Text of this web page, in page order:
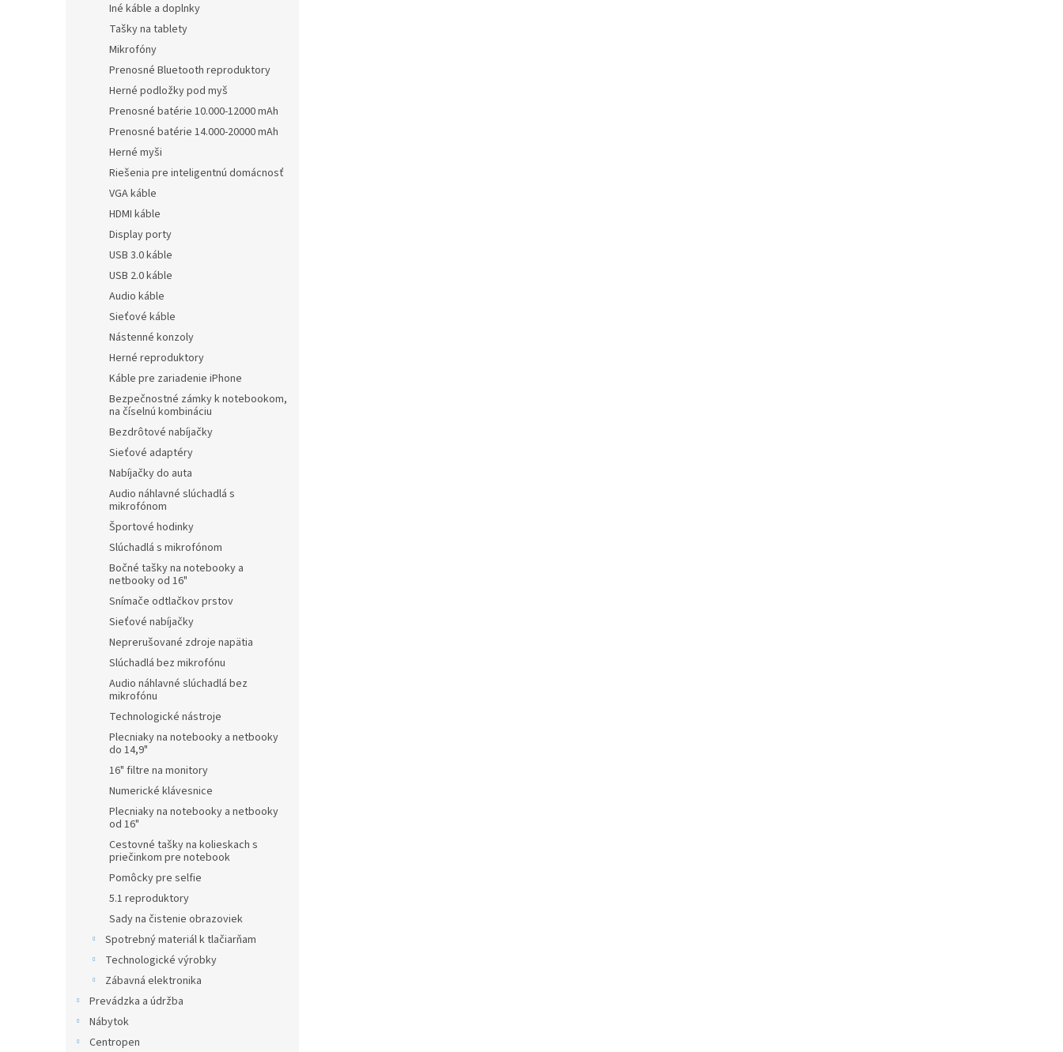
Iné káble a doplnky
Tašky na tablety
Mikrofóny
Prenosné Bluetooth reproduktory
Herné podložky pod myš
Prenosné batérie 10.000-12000 mAh
Prenosné batérie 14.000-20000 mAh
Herné myši
Riešenia pre inteligentnú domácnosť
VGA káble
HDMI káble
Display porty
USB 3.0 káble
USB 2.0 káble
Audio káble
Sieťové káble
Nástenné konzoly
Herné reproduktory
Káble pre zariadenie iPhone
Bezpečnostné zámky k notebookom,
na číselnú kombináciu
Bezdrôtové nabíjačky
Sieťové adaptéry
Nabíjačky do auta
Audio náhlavné slúchadlá s
mikrofónom
Športové hodinky
Slúchadlá s mikrofónom
Bočné tašky na notebooky a
netbooky od 16"
Snímače odtlačkov prstov
Sieťové nabíjačky
Neprerušované zdroje napätia
Slúchadlá bez mikrofónu
Audio náhlavné slúchadlá bez
mikrofónu
Technologické nástroje
Plecniaky na notebooky a netbooky
do 14,9"
16" filtre na monitory
Numerické klávesnice
Plecniaky na notebooky a netbooky
od 16"
Cestovné tašky na kolieskach s
priečinkom pre notebook
Pomôcky pre selfie
5.1 reproduktory
Sady na čistenie obrazoviek
Spotrebný materiál k tlačiarňam
Technologické výrobky
Zábavná elektronika
Prevádzka a údržba
Nábytok
Centropen